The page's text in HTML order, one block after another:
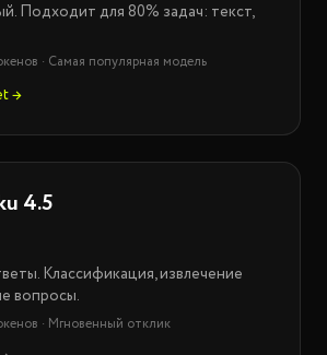
Подходит для 80% задач: текст,
· Самая популярная модель
→
4.5
Классификация, извлечение
вопросы.
· Мгновенный отклик